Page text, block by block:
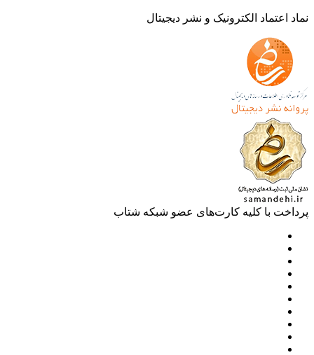
اعتماد الکترونیک و نشر دیجیتال
با کلیه کارت‌های عضو شبکه شتاب